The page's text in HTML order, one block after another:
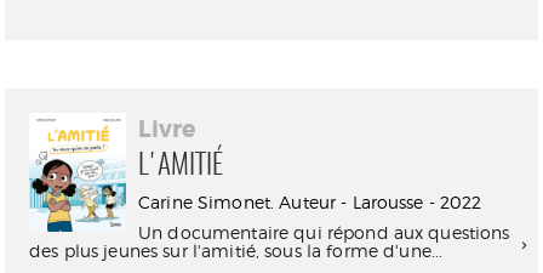
Livre
L'AMITIÉ
Carine Simonet. Auteur - Larousse - 2022
Un documentaire qui répond aux questions
des plus jeunes sur l'amitié, sous la forme d'une...